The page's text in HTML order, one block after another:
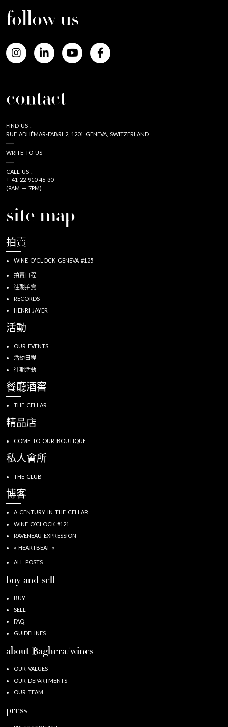
follow us
contact
FIND US :
RUE ADHÉMAR-FABRI 2, 1201 GENEVA, SWITZERLAND
WRITE TO US
CALL US :
+ 41 22 910 46 30
(9AM — 7PM)
site map
拍賣
WINE O'CLOCK GENEVA #125
拍賣日程
往期拍賣
RECORDS
HENRI JAYER
活動
OUR EVENTS
活動日程
往期活動
餐廳酒窖
THE CELLAR
精品店
COME TO OUR BOUTIQUE
私人會所
THE CLUB
博客
A CENTURY IN THE CELLAR
WINE O’CLOCK #121
RAVENEAU EXPRESSION
« HEARTBEAT »
ALL POSTS
buy and sell
BUY
SELL
FAQ
GUIDELINES
about Baghera/wines
OUR VALUES
OUR DEPARTMENTS
OUR TEAM
press